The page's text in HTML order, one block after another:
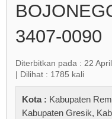
3407-0090
Diterbitkan pada : 22
| Dilihat : 1785 kali
Kota : Kabupaten
Kabupaten Gresik,